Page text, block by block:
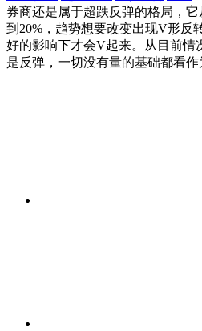
券商还是属于超跌反弹的格局，
到20%，趋势想要改变出现V形反
好的影响下才会V起来。从目前情
是反弹，一切没有量的基础都看作